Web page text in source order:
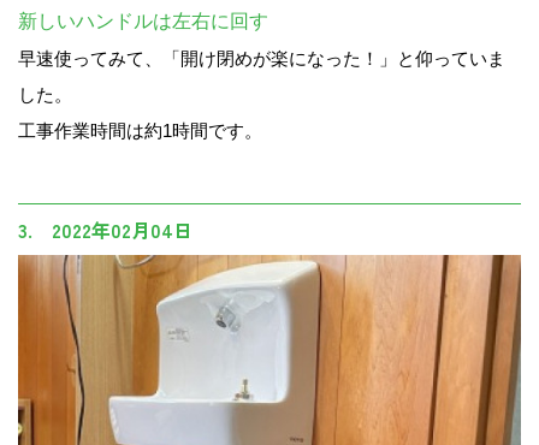
新しいハンドルは左右に回す
早速使ってみて、「開け閉めが楽になった！」と仰っていま
した。
工事作業時間は約1時間です。
3. 2022年02月04日